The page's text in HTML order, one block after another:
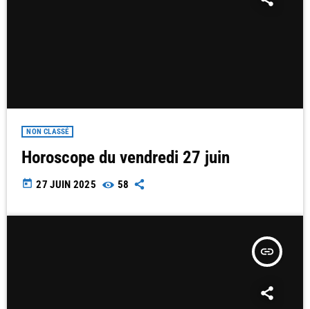
NON CLASSÉ
Horoscope du vendredi 27 juin
today 27 JUIN 2025 58
insert_link